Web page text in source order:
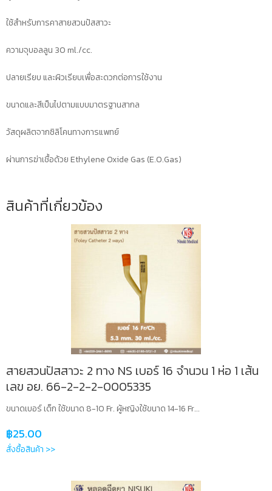
2-
ชิ้น
ใช้สำหรับการคาสายสวนปัสสาวะ
ความจุบอลลูน 30 ml./cc.
ปลายเรียบ และผิวเรียบเพื่อสะดวกต่อการใช้งาน
ขนาดและสีเป็นไปตามแบบมาตรฐานสากล
วัสดุผลิตจากซิลิโคนทางการแพทย์
ผ่านการฆ่าเชื้อด้วย Ethylene Oxide Gas (E.O.Gas)
สินค้าที่เกี่ยวข้อง
สายสวนปัสสาวะ 2 ทาง NS เบอร์ 16 จำนวน 1 ห่อ 1 เส้น
เลข อย. 66-2-2-2-0005335
ขนาดเบอร์ เด็ก ใช้ขนาด 8-10 Fr. ผู้หญิงใช้ขนาด 14-16 Fr...
฿25.00
สั่งซื้อสินค้า >>